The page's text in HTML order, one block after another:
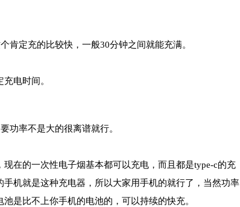
肯定充的比较快，一般30分钟之间就能充满。
电时间。
功率不是大的很离谱就行。
在的一次性电子烟基本都可以充电，而且都是type-c的充
机就是这种充电器，所以大家用手机的就行了，当然功率
是比不上你手机的电池的，可以持续的快充。